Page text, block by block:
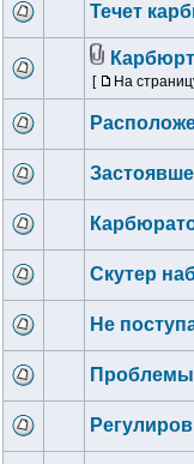
Течет
[ На
Скутер
Не
Проблемы